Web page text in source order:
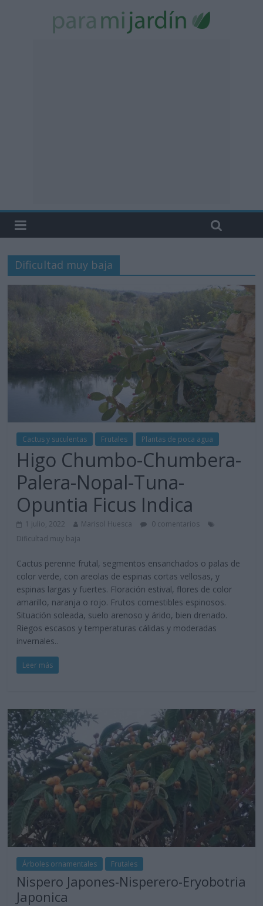
Dificultad muy baja
Cactus y suculentas Frutales Plantas de poca agua
Higo Chumbo-Chumbera-
Palera-Nopal-Tuna-
Opuntia Ficus Indica
1 julio, 2022 Marisol Huesca
0 comentarios
Dificultad muy baja
Cactus perenne frutal, segmentos ensanchados o palas de
color verde, con areolas de espinas cortas vellosas, y
espinas largas y fuertes. Floración estival, flores de color
amarillo, naranja o rojo. Frutos comestibles espinosos.
Situación soleada, suelo arenoso y árido, bien drenado.
Riegos escasos y temperaturas cálidas y moderadas
invernales..
Leer más
Árboles ornamentales Frutales
Nispero Japones-Nisperero-Eryobotria
Japonica